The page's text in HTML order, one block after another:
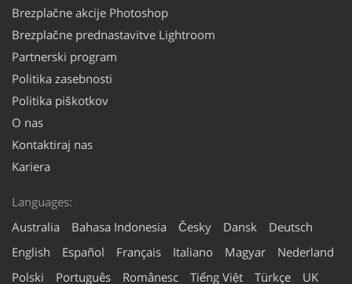
Brezplačne akcije Photoshop
Brezplačne prednastavitve Lightroom
Partnerski program
Politika zasebnosti
Politika piškotkov
O nas
Kontaktiraj nas
Kariera
Languages:
Australia
Bahasa Indonesia Česky Dansk
Deutsch
English
Español Français Italiano Magyar
Nederland
Polski
Português Românesc Tiếng Việt Türkçe UK